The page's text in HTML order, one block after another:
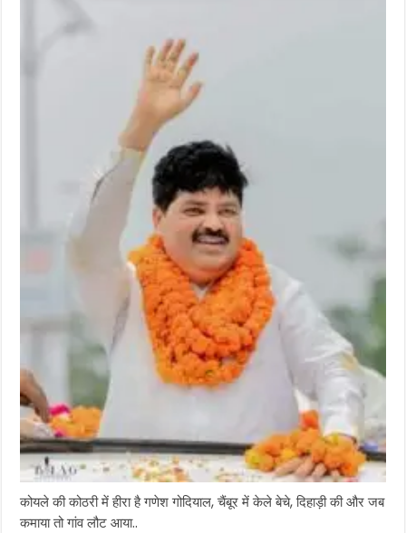
कोयले की कोठरी में हीरा है गणेश गोदियाल, चैंबूर में केले बेचे, दिहाड़ी की और जब
कमाया तो गांव लौट आया..